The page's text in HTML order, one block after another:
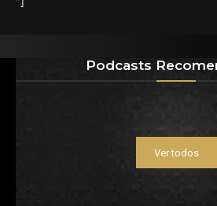
Podcasts
Ver todos